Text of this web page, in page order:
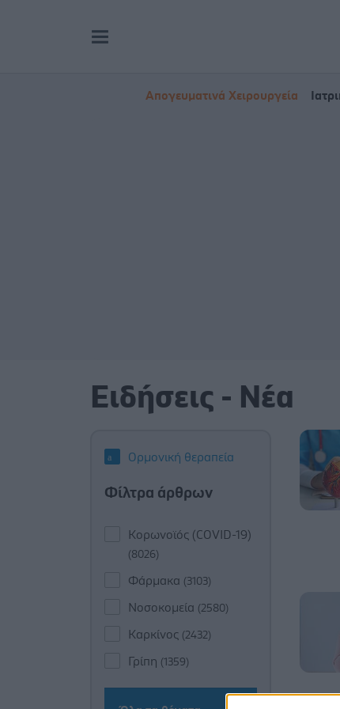
Απογευματινά Χειρουργεία
Ειδήσεις - Νέα
Ορμονική θεραπεία
Φίλτρα άρθρων
Κορωνοϊός (COVID-19)
(8026)
Φάρμακα (3103)
Νοσοκομεία (2580)
Καρκίνος (2432)
Γρίπη (1359)